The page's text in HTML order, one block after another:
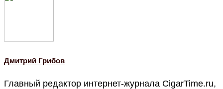
Дмитрий Грибов
Главный редактор интернет-журнала CigarTime.ru,